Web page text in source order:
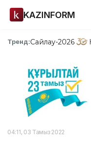
KAZINFORM
Тренд:Сайлау-2026
04:11, 03 Тамыз 2022